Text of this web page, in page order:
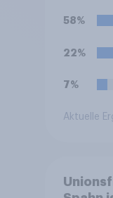
58%
22%
7%
Aktuelle